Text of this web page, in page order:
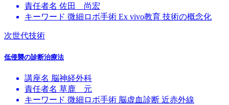
責任者名 佐田 尚宏
キーワード 微細ロボ手術 Ex vivo教育 技術の概念化
次世代技術
低侵襲の診断治療法
講座名 脳神経外科
責任者名 草鹿 元
キーワード 微細ロボ手術 脳虚血診断 近赤外線